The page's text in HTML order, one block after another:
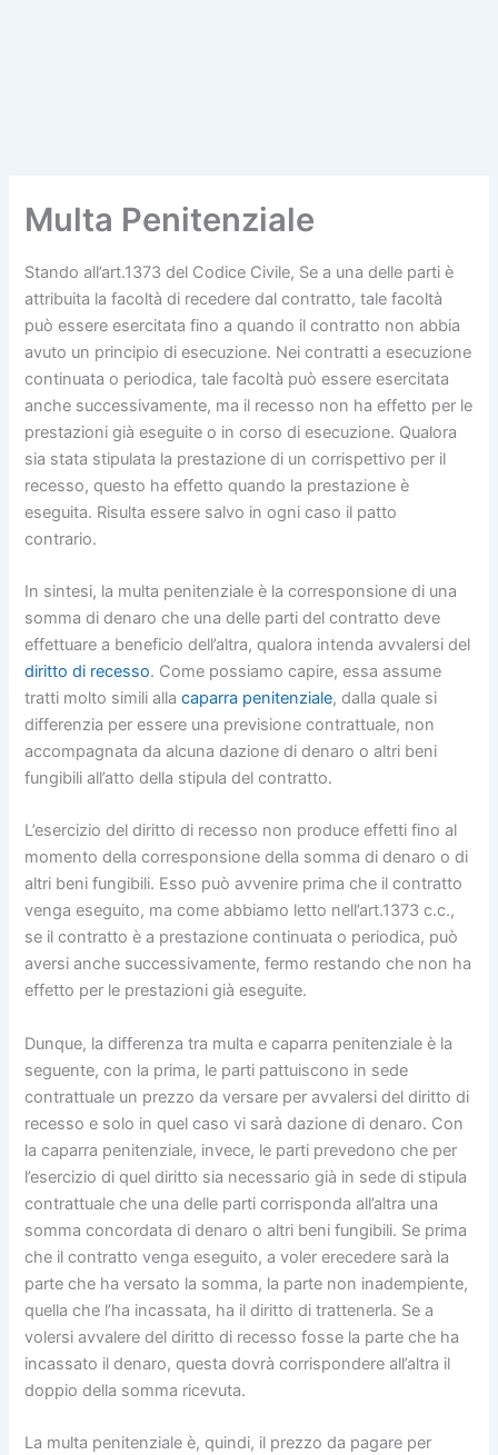
Multa Penitenziale
Stando all’art.1373 del Codice Civile, Se a una delle parti è
attribuita la facoltà di recedere dal contratto, tale facoltà
può essere esercitata fino a quando il contratto non abbia
avuto un principio di esecuzione. Nei contratti a esecuzione
continuata o periodica, tale facoltà può essere esercitata
anche successivamente, ma il recesso non ha effetto per le
prestazioni già eseguite o in corso di esecuzione. Qualora
sia stata stipulata la prestazione di un corrispettivo per il
recesso, questo ha effetto quando la prestazione è
eseguita. Risulta essere salvo in ogni caso il patto
contrario.
In sintesi, la multa penitenziale è la corresponsione di una
somma di denaro che una delle parti del contratto deve
effettuare a beneficio dell’altra, qualora intenda avvalersi del
diritto di recesso. Come possiamo capire, essa assume
tratti molto simili allacaparra penitenziale, dalla quale si
differenzia per essere una previsione contrattuale, non
accompagnata da alcuna dazione di denaro o altri beni
fungibili all’atto della stipula del contratto.
L’esercizio del diritto di recesso non produce effetti fino al
momento della corresponsione della somma di denaro o di
altri beni fungibili. Esso può avvenire prima che il contratto
venga eseguito, ma come abbiamo letto nell’art.1373 c.c.,
se il contratto è a prestazione continuata o periodica, può
aversi anche successivamente, fermo restando che non ha
effetto per le prestazioni già eseguite.
Dunque, la differenza tra multa e caparra penitenziale è la
seguente, con la prima, le parti pattuiscono in sede
contrattuale un prezzo da versare per avvalersi del diritto di
recesso e solo in quel caso vi sarà dazione di denaro. Con
la caparra penitenziale, invece, le parti prevedono che per
l’esercizio di quel diritto sia necessario già in sede di stipula
contrattuale che una delle parti corrisponda all’altra una
somma concordata di denaro o altri beni fungibili. Se prima
che il contratto venga eseguito, a voler erecedere sarà la
parte che ha versato la somma, la parte non inadempiente,
quella che l’ha incassata, ha il diritto di trattenerla. Se a
volersi avvalere del diritto di recesso fosse la parte che ha
incassato il denaro, questa dovrà corrispondere all’altra il
doppio della somma ricevuta.
La multa penitenziale è, quindi, il prezzo da pagare per